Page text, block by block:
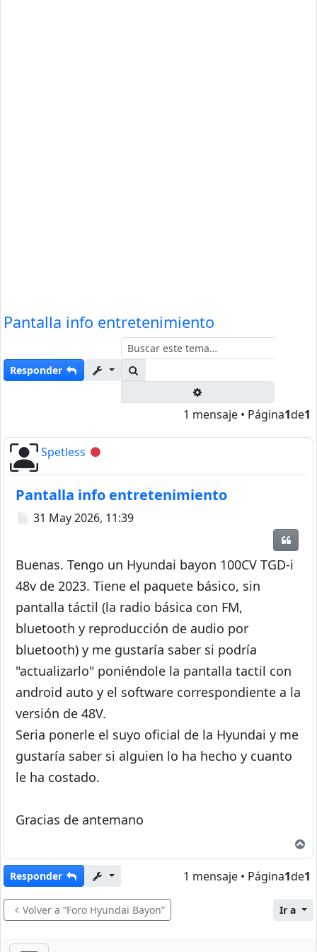
Pantalla info entretenimiento
Responder
1 mensaje • Página1de1
Spetless Desconectado
Pantalla info entretenimiento
Mensaje
31 May 2026, 11:39
Buenas. Tengo un Hyundai bayon 100CV TGD-i
48v de 2023. Tiene el paquete básico, sin
pantalla táctil (la radio básica con FM,
bluetooth y reproducción de audio por
bluetooth) y me gustaría saber si podría
"actualizarlo" poniéndole la pantalla tactil con
android auto y el software correspondiente a la
versión de 48V.
Seria ponerle el suyo oficial de la Hyundai y me
gustaría saber si alguien lo ha hecho y cuanto
le ha costado.
Gracias de antemano
Responder 1 mensaje • Página1de1
Volver a “Foro Hyundai Bayon” Ir a